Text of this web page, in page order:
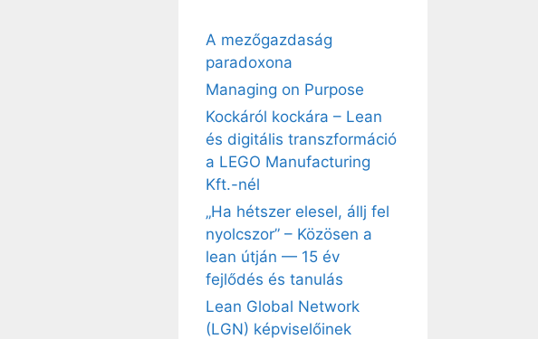
A mezőgazdaság
paradoxona
Managing on Purpose
Kockáról kockára – Lean
és digitális transzformáció
a LEGO Manufacturing
Kft.-nél
„Ha hétszer elesel, állj fel
nyolcszor” – Közösen a
lean útján — 15 év
fejlődés és tanulás
Lean Global Network
(LGN) képviselőinek